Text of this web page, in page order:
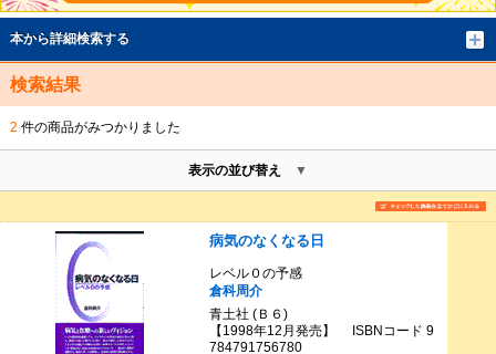
本から詳細検索する
検索結果
2 件の商品がみつかりました
表示の並び替え
病気のなくなる日
レベル０の予感
倉科周介
青土社 (Ｂ６)
【1998年12月発売】 ISBNコード 9
784791756780